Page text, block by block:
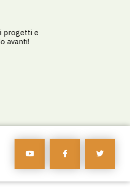
progetti e
avanti!